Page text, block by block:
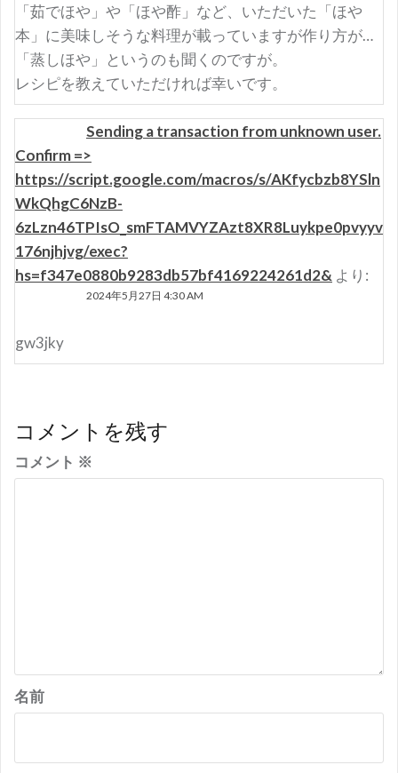
「茹でほや」や「ほや酢」など、いただいた「ほや
本」に美味しそうな料理が載っていますが作り方が…
「蒸しほや」というのも聞くのですが。
レシピを教えていただければ幸いです。
Sending a transaction from unknown user.
Confirm =>
https://script.google.com/macros/s/AKfycbzb8YSln
WkQhgC6NzB-
6zLzn46TPIsO_smFTAMVYZAzt8XR8Luykpe0pvyyv
176njhjvg/exec?
hs=f347e0880b9283db57bf4169224261d2& より:
2024年5月27日 4:30 AM
gw3jky
コメントを残す
コメント ※
名前